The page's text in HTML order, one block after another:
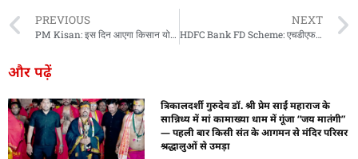
PREVIOUS
PM Kisan: इस दिन आएगा किसान योजना की 20वीं किस्त, पति-पत्नी दोनों को मिलेगा लाभ? जानें पूरा प्रोसेस
NEXT
HDFC Bank FD Scheme: एचडीएफसी बैंक ने शुरू की डिप्लोमैट एफडी स्कीम, यहां जानिए इस स्कीम के बारे में हर जरूरी बात
और पढ़ें
त्रिकालदर्शी गुरुदेव डॉ. श्री प्रेम साईं महाराज के
सान्निध्य में मां कामाख्या धाम में गूंजा “जय मातंगी”
— पहली बार किसी संत के आगमन से मंदिर परिसर
श्रद्धालुओं से उमड़ा